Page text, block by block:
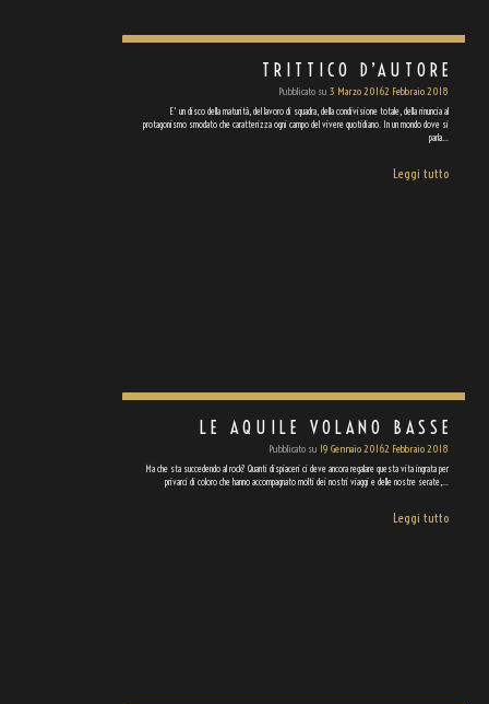
TRITTICO D’AUTORE
Pubblicato su 3 Marzo 20162 Febbraio 2018
E' un disco della maturità, del lavoro di squadra, della condivisione totale, della rinuncia al
protagonismo smodato che caratterizza ogni campo del vivere quotidiano. In un mondo dove si
parla…
Leggi tutto
LE AQUILE VOLANO BASSE
Pubblicato su 19 Gennaio 20162 Febbraio 2018
Ma che sta succedendo al rock? Quanti dispiaceri ci deve ancora regalare questa vita ingrata per
privarci di coloro che hanno accompagnato molti dei nostri viaggi e delle nostre serate,…
Leggi tutto